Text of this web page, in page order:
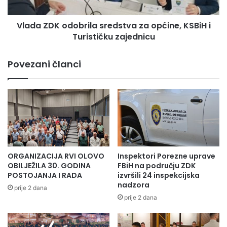
– Ponosni smo što možemo pomoći
reprezentativnim selekcijama Bosne i Hercegovine.
Ova sredstva doprinijet će kvalitetnijim pripremama i
nastupima naših košarkašica i košarkaša na
evropskim prvenstvima. Ulaganje u sport nije trošak
a
v
o
d
o
r
g
n
i
z
i
K
o
i
l
a
e
d
s
t
v
a
z
p
Vlada ZDK odobrila sredstva za općine, KSBiH i
Turističku zajednicu
Povezani članci
ORGANIZACIJA RVI OLOVO
OBILJEŽILA 30. GODINA
POSTOJANJA I RADA
prije 2 dana
Inspektori Porezne uprave
FBiH na području ZDK
izvršili 24 inspekcijska
nadzora
prije 2 dana